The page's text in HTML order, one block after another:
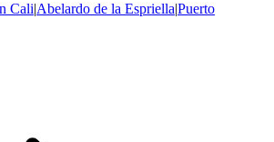
Cali|Abelardo de la Espriella|Puerto